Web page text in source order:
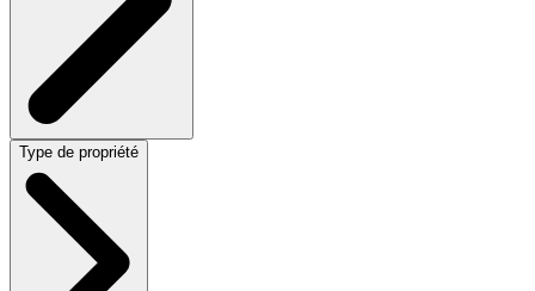
Type de propriété